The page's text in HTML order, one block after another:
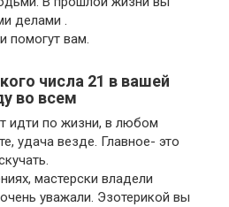
делами .
помогут вам.
числа 21 в вашей
во всем
идти по жизни, в любом
удача везде. Главное- это
мастерски владели
уважали. Эзотерикой вы